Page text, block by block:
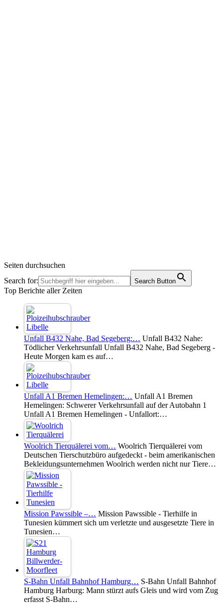
Seiten durchsuchen
Search for:
Search Button
Top Berichte aller Zeiten
Unfall B432 Nahe, Bad Segeberg:… Unfall B432 Nahe:
Tödlicher Verkehrsunfall Unfall B432 Nahe, Bad Segeberg -
Heute Morgen kam es auf…
Unfall A1 Bremen Hemelingen:… Unfall A1 Bremen
Hemelingen: Schwerer Verkehrsunfall auf der Autobahn 1
Unfall A1 Bremen Hemelingen - Unfallort:…
Woolrich Tierquälerei vom… Woolrich Tierquälerei vom
Deutschen Tierschutzbüro aufgedeckt - beim amerikanischen
Bekleidungsunternehmen Woolrich werden nicht nur Tiere…
Mission Pawssible –… Mission Pawssible - Tierhilfe in
Tunesien kümmert sich um verletzte und ausgesetzte Tiere in
Tunesien…
S-Bahn Unfall Bahnhof Hamburg… S-Bahn Unfall Bahnhof
Hamburg Harburg: Mann stürzt aufs Gleis und wird vom Zug
erfasst S-Bahn…